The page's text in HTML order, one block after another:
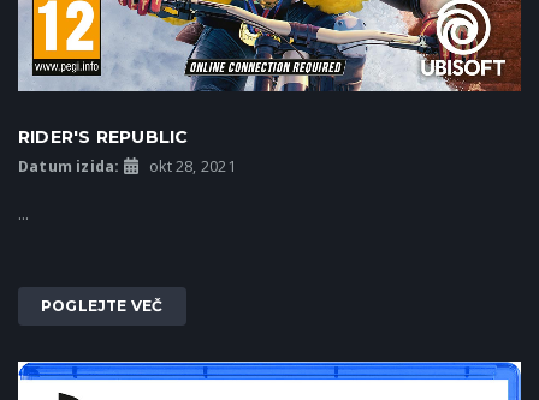
RIDER'S REPUBLIC
Datum izida: okt 28, 2021
...
POGLEJTE VEČ